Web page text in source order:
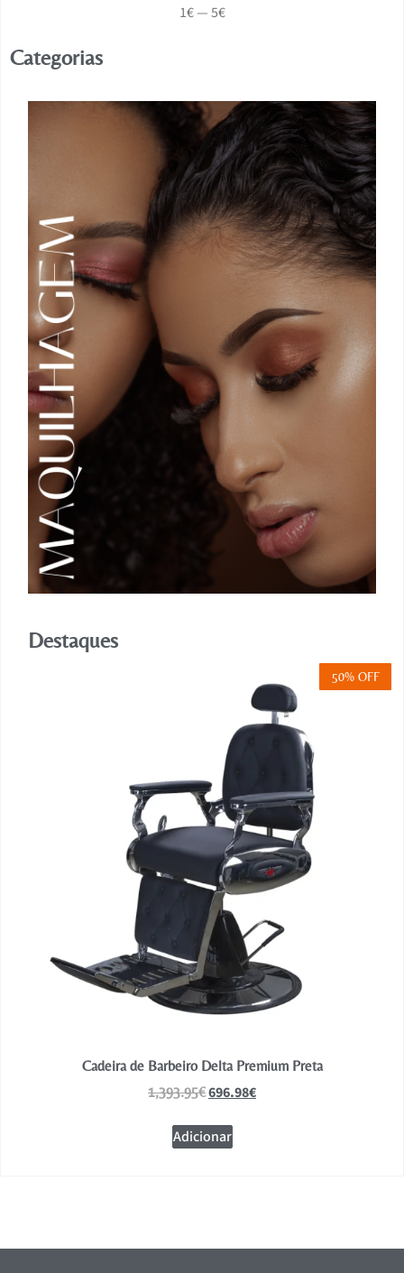
1€—5€
Categorias
Destaques
50% OFF
Cadeira de Barbeiro Delta Premium Preta
1,393.95€696.98€
Adicionar